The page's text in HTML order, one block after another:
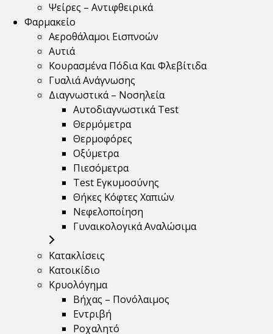
Ψείρες – Αντιφθειρικά
Φαρμακείο
Αεροθάλαμοι Εισπνοών
Αυτιά
Κουρασμένα Πόδια Και Φλεβίτιδα
Γυαλιά Ανάγνωσης
Διαγνωστικά – Νοσηλεία
Αυτοδιαγνωστικά Test
Θερμόμετρα
Θερμοφόρες
Οξύμετρα
Πιεσόμετρα
Test Εγκυμοσύνης
Θήκες Κόφτες Χαπιών
Νεφελοποίηση
Γυναικολογικά Αναλώσιμα
Κατακλίσεις
Κατοικίδιο
Κρυολόγημα
Βήχας – Πονόλαιμος
Εντριβή
Ροχαλητό